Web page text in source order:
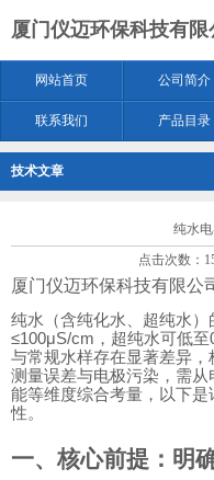
厦门仪迈环保科技有限
网站首页 公司简介
联系我们 产品目录
技术文章
纯水
点击次数：
厦门仪迈环保科技有限公
纯水（含纯化水、超纯水
≤100μS/cm，超纯水可低
与常规水样存在显著差异
测量误差与电极污染，需
能等维度综合考量，以下
性。
一、核心前提：明